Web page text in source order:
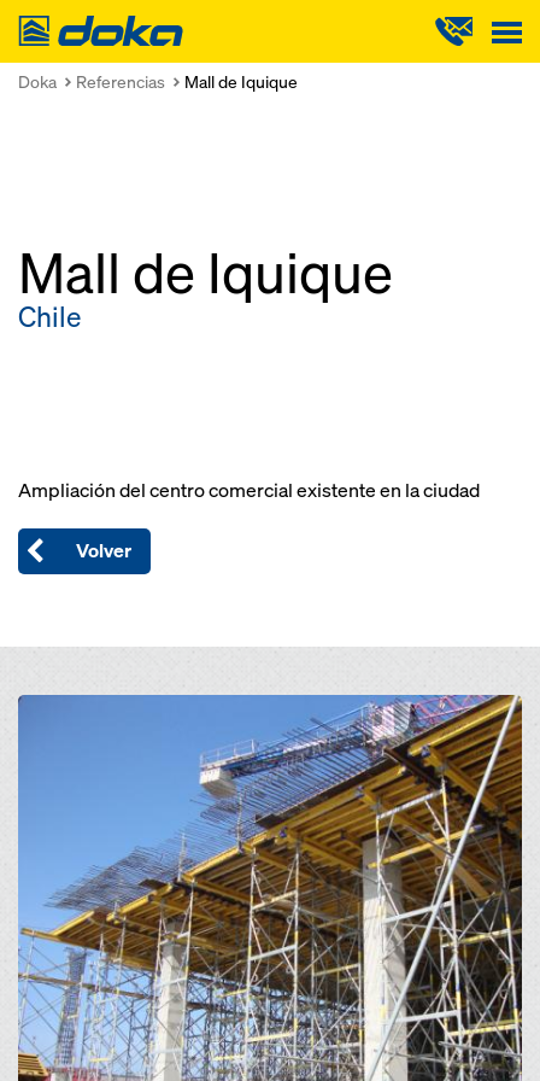
Doka
Doka Referencias Mall de Iquique
Mall de Iquique
Chile
Ampliación del centro comercial existente en la ciudad
Volver
Open